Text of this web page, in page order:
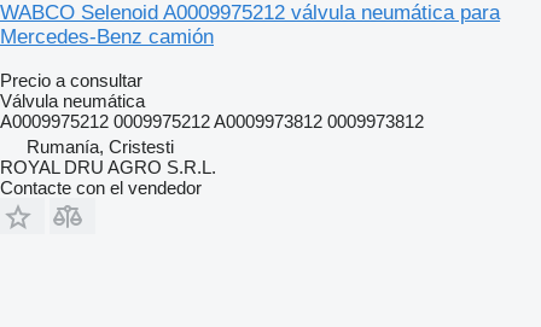
WABCO Selenoid A0009975212 válvula neumática para
Mercedes-Benz camión
Precio a consultar
Válvula neumática
A0009975212 0009975212 A0009973812 0009973812
Rumanía, Cristesti
ROYAL DRU AGRO S.R.L.
Contacte con el vendedor